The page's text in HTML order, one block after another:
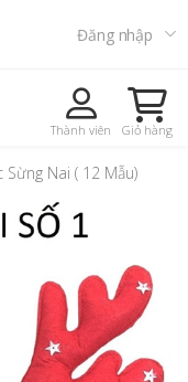
Đăng nhập
Thành viên Giỏ hàng
Sừng Nai ( 12 Mẫu)